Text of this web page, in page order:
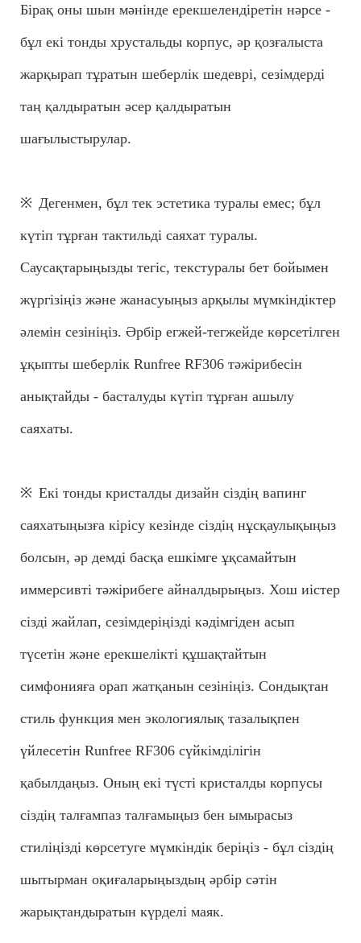
Бірақ оны шын мәнінде ерекшелендіретін нәрсе -
бұл екі тонды хрустальды корпус, әр қозғалыста
жарқырап тұратын шеберлік шедеврі, сезімдерді
таң қалдыратын әсер қалдыратын
шағылыстырулар.
※ Дегенмен, бұл тек эстетика туралы емес; бұл
күтіп тұрған тактильді саяхат туралы.
Саусақтарыңызды тегіс, текстуралы бет бойымен
жүргізіңіз және жанасуыңыз арқылы мүмкіндіктер
әлемін сезініңіз. Әрбір егжей-тегжейде көрсетілген
ұқыпты шеберлік Runfree RF306 тәжірибесін
анықтайды - басталуды күтіп тұрған ашылу
саяхаты.
※ Екі тонды кристалды дизайн сіздің вапинг
саяхатыңызға кірісу кезінде сіздің нұсқаулықыңыз
болсын, әр демді басқа ешкімге ұқсамайтын
иммерсивті тәжірибеге айналдырыңыз. Хош иістер
сізді жайлап, сезімдеріңізді кәдімгіден асып
түсетін және ерекшелікті құшақтайтын
симфонияға орап жатқанын сезініңіз. Сондықтан
стиль функция мен экологиялық тазалықпен
үйлесетін Runfree RF306 сүйкімділігін
қабылдаңыз. Оның екі түсті кристалды корпусы
сіздің талғампаз талғамыңыз бен ымырасыз
стиліңізді көрсетуге мүмкіндік беріңіз - бұл сіздің
шытырман оқиғаларыңыздың әрбір сәтін
жарықтандыратын күрделі маяк.